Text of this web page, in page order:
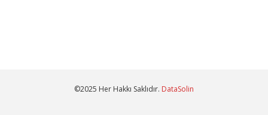
©2025 Her Hakkı Saklıdır. DataSolin